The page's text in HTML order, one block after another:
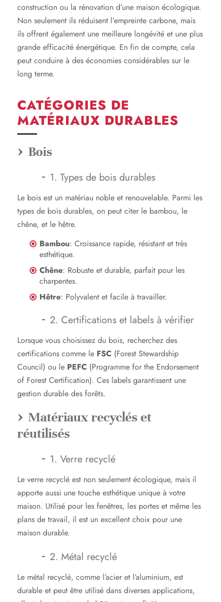
construction ou la rénovation d’une maison écologique.
Non seulement ils réduisent l’empreinte carbone, mais
ils offrent également une meilleure longévité et une plus
grande efficacité énergétique. En fin de compte, cela
peut conduire à des économies considérables sur le
long terme.
CATÉGORIES DE
MATÉRIAUX DURABLES
Bois
1. Types de bois durables
Le bois est un matériau noble et renouvelable. Parmi les
types de bois durables, on peut citer le bambou, le
chêne, et le hêtre.
Bambou: Croissance rapide, résistant et très
esthétique.
Chêne: Robuste et durable, parfait pour les
charpentes.
Hêtre: Polyvalent et facile à travailler.
2. Certifications et labels à vérifier
Lorsque vous choisissez du bois, recherchez des
certifications comme le FSC (Forest Stewardship
Council) ou le PEFC (Programme for the Endorsement
of Forest Certification). Ces labels garantissent une
gestion durable des forêts.
Matériaux recyclés et
réutilisés
1. Verre recyclé
Le verre recyclé est non seulement écologique, mais il
apporte aussi une touche esthétique unique à votre
maison. Utilisé pour les fenêtres, les portes et même les
plans de travail, il est un excellent choix pour une
maison durable.
2. Métal recyclé
Le métal recyclé, comme l’acier et l’aluminium, est
durable et peut être utilisé dans diverses applications,